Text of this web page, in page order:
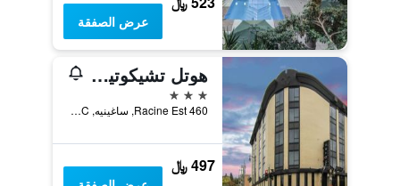
عرض الصفقة
هوتل تشيكوتيمي
3 نجوم
460 Racine Est, ساغينيه, QC, كندا
497 ﷼